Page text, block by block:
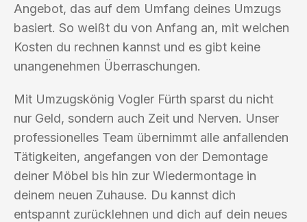
Angebot, das auf dem Umfang deines Umzugs
basiert. So weißt du von Anfang an, mit welchen
Kosten du rechnen kannst und es gibt keine
unangenehmen Überraschungen.
Mit Umzugskönig Vogler Fürth sparst du nicht
nur Geld, sondern auch Zeit und Nerven. Unser
professionelles Team übernimmt alle anfallenden
Tätigkeiten, angefangen von der Demontage
deiner Möbel bis hin zur Wiedermontage in
deinem neuen Zuhause. Du kannst dich
entspannt zurücklehnen und dich auf dein neues